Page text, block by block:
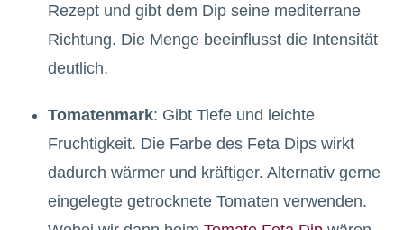
Rezept und gibt dem Dip seine mediterrane
Richtung. Die Menge beeinflusst die Intensität
deutlich.
Tomatenmark: Gibt Tiefe und leichte
Fruchtigkeit. Die Farbe des Feta Dips wirkt
dadurch wärmer und kräftiger. Alternativ gerne
eingelegte getrocknete Tomaten verwenden.